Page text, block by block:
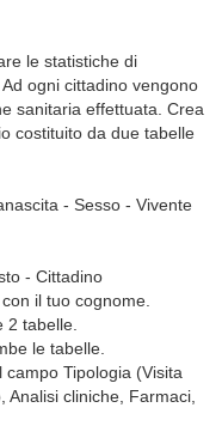
le statistiche di
ogni cittadino vengono
sanitaria effettuata. Crea
costituito da due tabelle
- Sesso - Vivente
- Cittadino
il tuo cognome.
tabelle.
le tabelle.
Tipologia (Visita
cliniche, Farmaci,